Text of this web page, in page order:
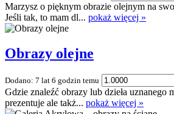
Marzysz o pięknym obrazie olejnym na
Jeśli tak, to mam dl... pokaż więcej »
Obrazy olejne
Dodano: 7 lat 6 godzin temu
Gdzie znaleźć obrazy lub dzieła
prezentuje ale takż... pokaż więcej »